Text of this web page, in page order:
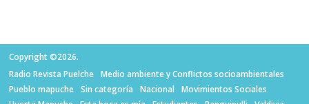
Copyright ©2026.
Radio Revista Puelche
Medio ambiente y Conflictos socioambientales
Pueblo mapuche
Sin categoría Nacional
Movimientos Sociales